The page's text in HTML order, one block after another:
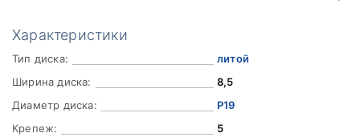
Характеристики
Тип диска:
литой
Ширина диска:
8,5
Диаметр диска:
Р19
Крепеж:
5